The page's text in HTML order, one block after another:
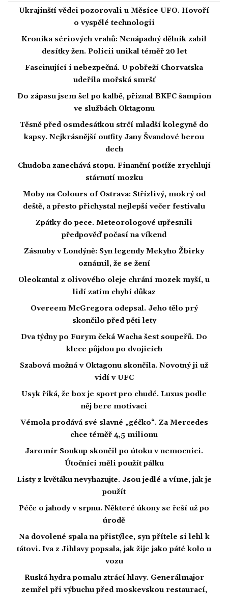
Ukrajinští vědci pozorovali u Měsíce UFO. Hovoří
o vyspělé technologii
Kronika sériových vrahů: Nenápadný dělník zabil
desítky žen. Policii unikal téměř 20 let
Fascinující i nebezpečná. U pobřeží Chorvatska
udeřila mořská smršť
Do zápasu jsem šel po kalbě, přiznal BKFC šampion
ve službách Oktagonu
Těsně před osmdesátkou strčí mladší kolegyně do
kapsy. Nejkrásnější outfity Jany Švandové berou
dech
Chudoba zanechává stopu. Finanční potíže zrychlují
stárnutí mozku
Moby na Colours of Ostrava: Střízlivý, mokrý od
deště, a přesto přichystal nejlepší večer festivalu
Zpátky do pece. Meteorologové upřesnili
předpověď počasí na víkend
Zásnuby v Londýně: Syn legendy Mekyho Žbirky
oznámil, že se žení
Oleokantal z olivového oleje chrání mozek myší, u
lidí zatím chybí důkaz
Overeem McGregora odepsal. Jeho tělo prý
skončilo před pěti lety
Dva týdny po Furym čeká Wacha šest soupeřů. Do
klece půjdou po dvojicích
Szabová možná v Oktagonu skončila. Novotný ji už
vidí v UFC
Usyk říká, že box je sport pro chudé. Luxus podle
něj bere motivaci
Vémola prodává své slavné „géčko“. Za Mercedes
chce téměř 4,5 milionu
Jaromír Soukup skončil po útoku v nemocnici.
Útočníci měli použít pálku
Listy z květáku nevyhazujte. Jsou jedlé a víme, jak je
použít
Péče o jahody v srpnu. Některé úkony se řeší už po
úrodě
Na dovolené spala na přistýlce, syn přítele si lehl k
tátovi. Iva z Jihlavy popsala, jak žije jako páté kolo u
vozu
Ruská hydra pomalu ztrácí hlavy. Generálmajor
zemřel při výbuchu před moskevskou restaurací,